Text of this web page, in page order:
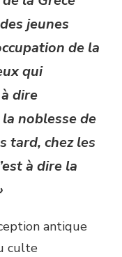
jeunes
de la
qui
à dire
noblesse de
tard, chez les
à dire la
antique
culte